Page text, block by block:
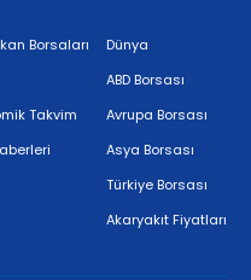
Borsaları
Takvim
Dünya
ABD Borsası
Avrupa Borsası
Asya Borsası
Türkiye Borsası
Akaryakıt Fiyatları